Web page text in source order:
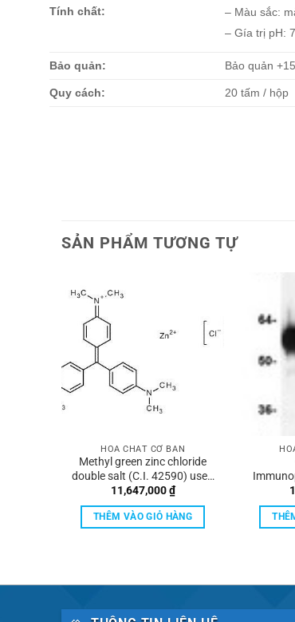
Tính chất:
– Màu sắc:
– Gía trị pH:
Bảo quản: Bảo quản
Quy cách: 20 tấm / hộp
SẢN PHẨM TƯƠNG TỰ
HÓA CHẤT CƠ BẢN
Methyl green zinc chloride
double salt (C.I. 42590) used
for nuclear staining Merck
11,647,000₫
THÊM VÀO GIỎ HÀNG